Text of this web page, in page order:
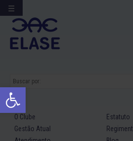
Abrir a barra de
Ir
para
conteúdo
O Clube
Estatuto
Gestão Atual
☰